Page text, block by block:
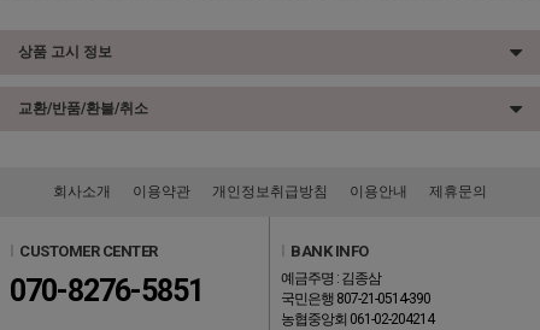
상품 고시 정보
교환/반품/환불/취소
회사소개 이용약관 개인정보취급방침 이용안내 제휴문의
CUSTOMER CENTER
070-8276-5851
BANK INFO
예금주명 : 김종삼
국민은행 807-21-0514-390
농협중앙회 061-02-204214